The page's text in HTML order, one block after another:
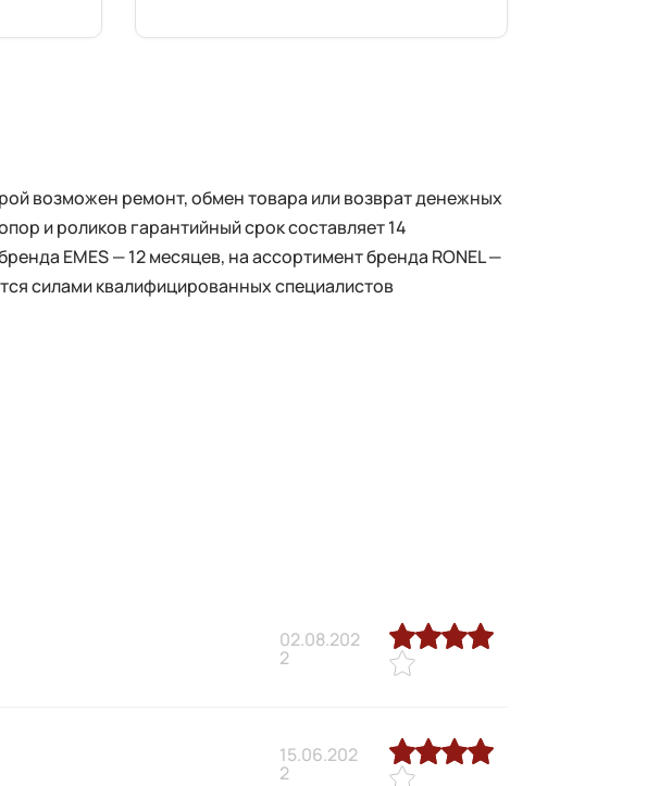
возможен ремонт, обмен товара или возврат денежных
и роликов гарантийный срок составляет 14
EMES — 12 месяцев, на ассортимент бренда RONEL —
силами квалифицированных специалистов
02.08.202
2
15.06.202
2